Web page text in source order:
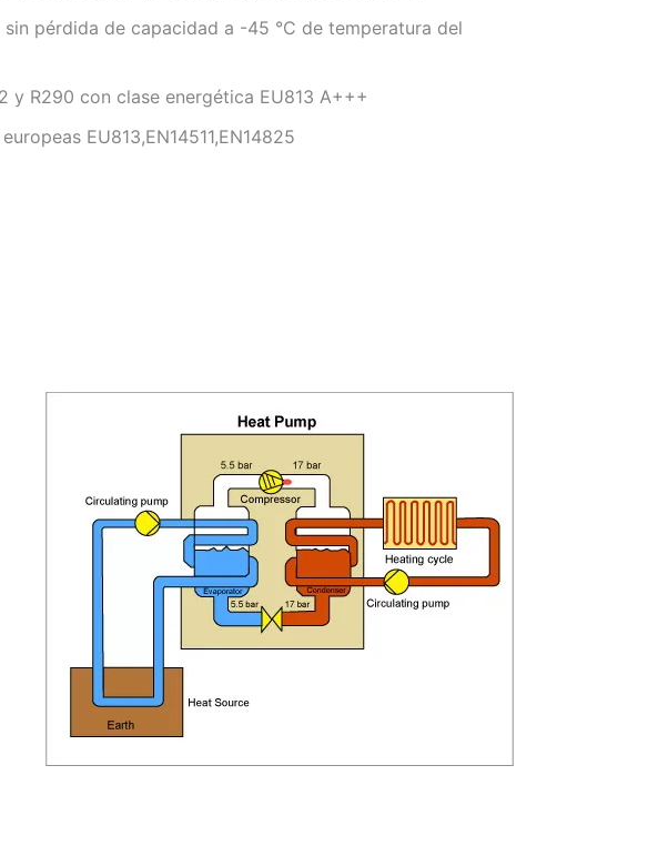
sin pérdida de capacidad a -45 °C de temperatura del
y R290 con clase energética EU813 A+++
EU813,EN14511,EN14825